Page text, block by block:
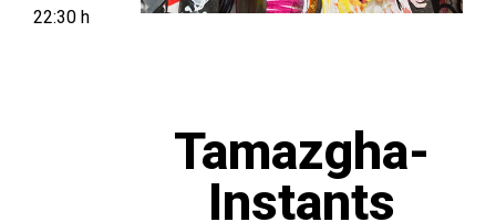
22:30 h
Tamazgha-
Instants